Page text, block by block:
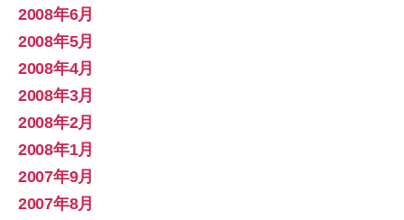
2008年6月
2008年5月
2008年4月
2008年3月
2008年2月
2008年1月
2007年9月
2007年8月